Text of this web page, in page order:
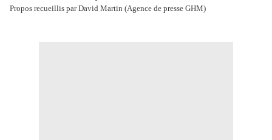
Propos recueillis par David Martin (Agence de presse GHM)